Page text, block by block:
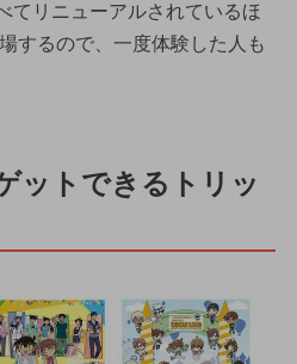
てリニューアルされているほ
するので、一度体験した人も
ットできるトリッ